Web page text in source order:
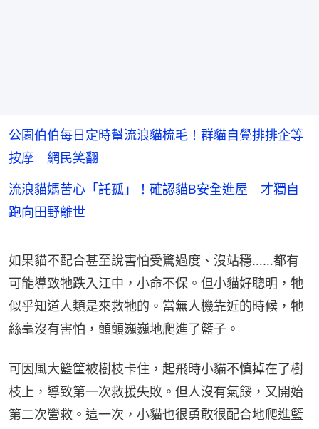
公園伯伯每日定時幫流浪貓梳毛！群貓自覺排排企等
按摩 網民笑翻
流浪貓媽苦心「託孤」！確認貓B安全進屋 才獨自
跑向田野離世
如果貓不配合甚至說害怕受驚過度、沒站穩……都有
可能導致牠跌入江中，小命不保。但小貓好聰明，牠
似乎知道人類是來救牠的。當無人機靠近的時候，牠
絲毫沒有害怕，顫顫巍巍地爬進了籃子。
可因風大籃筐被樹枝卡住，起飛時小貓不慎掉在了樹
枝上，導致第一次救援失敗。但人沒有氣餒，又開始
第二次營救。這一次，小貓也很勇敢很配合地爬進籃